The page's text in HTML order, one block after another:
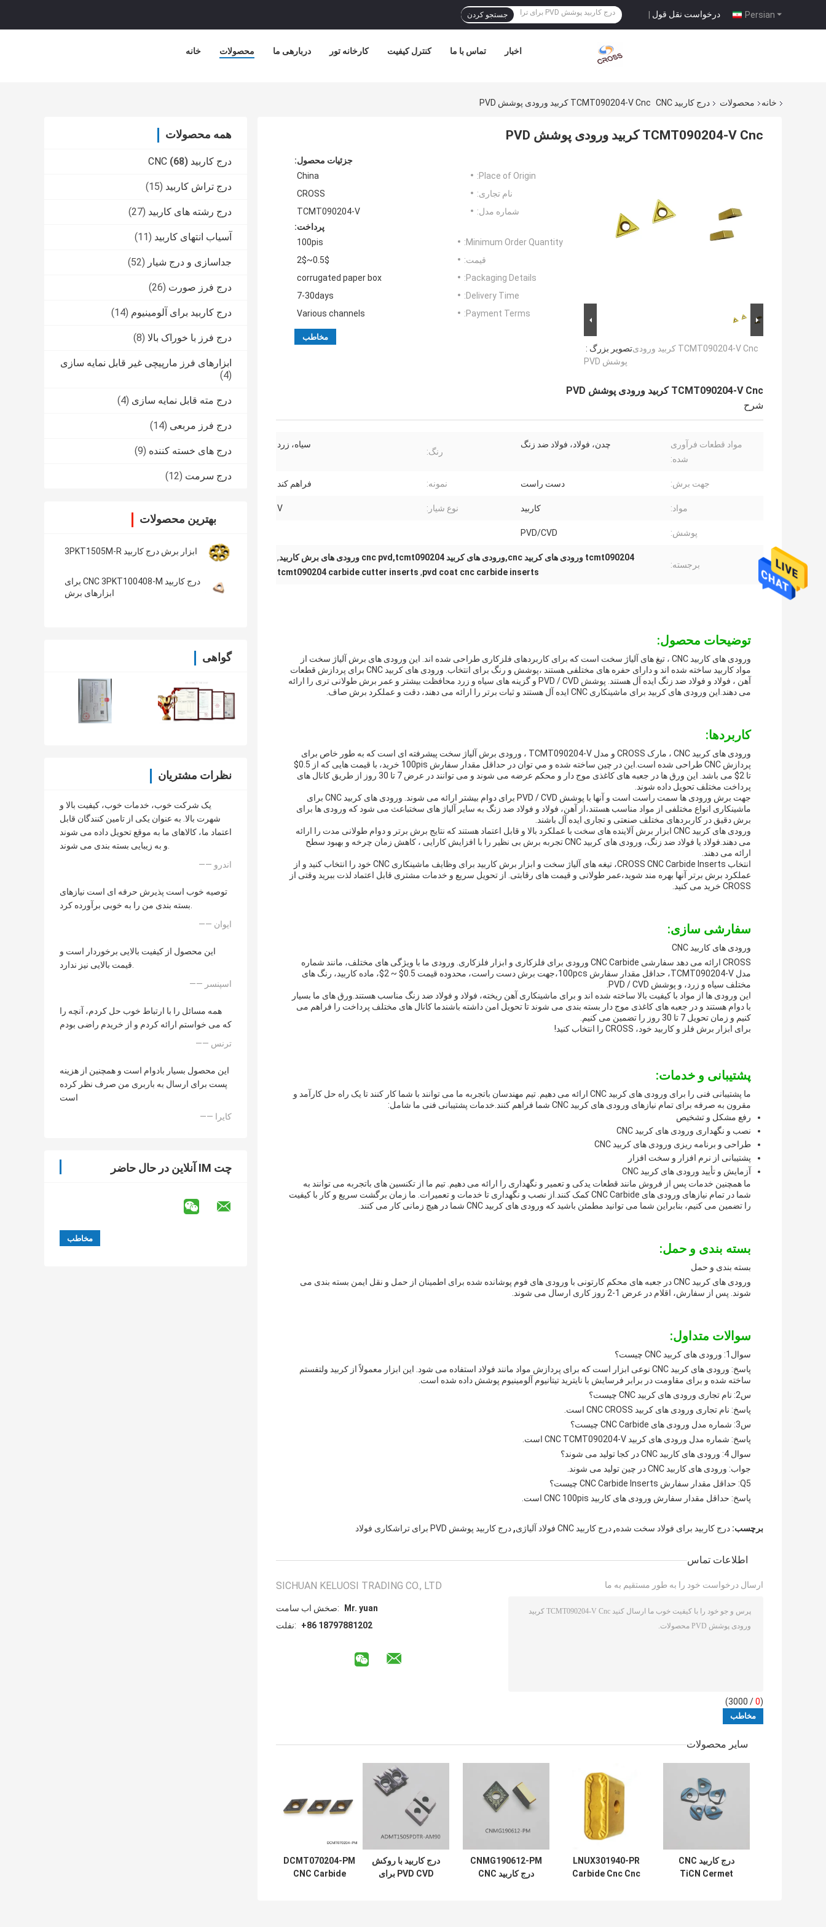
Persian درخواست نقل قول | جستجو کردن
خانه محصولات دربارهی ما کارخانه تور کنترل کیفیت تماس با ما اخبار
خانه محصولات درج کاربید CNC TCMT090204-V Cnc کربید ورودی پوشش PVD
همه محصولات
درج کاربید CNC (68)
درج تراش کاربید (15)
درج رشته های کاربید (27)
آسیاب انتهای کاربید (11)
جداسازی و درج شیار (52)
درج فرز صورت (26)
درج کاربید برای آلومینیوم (14)
درج فرز با خوراک بالا (8)
ابزارهای فرز مارپیچی غیر قابل نمایه سازی
(4)
درج مته قابل نمایه سازی (4)
درج فرز مربعی (14)
درج های خسته کننده (9)
درج سرمت (12)
بهترین محصولات
ابزار برش درج کاربید 3PKT1505M-R
درج کاربید CNC 3PKT100408-M برای
ابزارهای برش
گواهی
نظرات مشتریان
یک شرکت خوب، خدمات خوب، کیفیت بالا و
شهرت بالا. به عنوان یکی از تامین کنندگان قابل
اعتماد ما، کالاهای ما به موقع تحویل داده می شوند
و به زیبایی بسته بندی می شوند.
—— اندرو
توصیه خوب است پذیرش حرفه ای است نیازهای
بسته بندی من را به خوبی برآورده کرد.
—— ایوان
این محصول از کیفیت بالایی برخوردار است و
قیمت بالایی نیز ندارد.
—— اسپنسر
همه مسائل را با ارتباط خوب حل کردم، آنچه را
که می خواستم ارائه کردم و از خریدم راضی بودم
—— ترنس
این محصول بسیار بادوام است و همچنین از هزینه
پست برای ارسال به باربری من صرف نظر کرده
است
—— کایرا
چت IM آنلاین در حال حاضر
TCMT090204-V Cnc کربید ورودی پوشش PVD
تصویر بزرگ :TCMT090204-V Cnc کربید ورودی
پوشش PVD
جزئیات محصول:
Place of Origin:
China
نام تجاری:
CROSS
شماره مدل:
TCMT090204-V
پرداخت:
Minimum Order Quantity:
100pis
قیمت:
0.5$~2$
Packaging Details:
corrugated paper box
Delivery Time:
7-30days
Payment Terms:
Various channels
مخاطب
TCMT090204-V Cnc کربید ورودی پوشش PVD
شرح
مواد قطعات فرآوری
شده:
چدن، فولاد، فولاد ضد زنگ
رنگ:
سیاه، زرد
جهت برش: دست راست نمونه: فراهم کند
مواد: کاربید نوع شیار: V
پوشش: PVD/CVD
برجسته:
tcmt090204 ورودی های کربید cnc,ورودی های کربید cnc pvd,tcmt090204 ورودی های برش کاربید
,
pvd coat cnc carbide inserts
,
tcmt090204 carbide cutter inserts
توضیحات محصول:
ورودی های کاربید CNC ، تیغ های آلیاژ سخت است که برای کاربردهای فلزکاری طراحی شده اند. این ورودی های برش آلیاژ سخت از
مواد کاربید ساخته شده اند و دارای حفره های مختلفی هستند ،پوشش و رنگ برای انتخاب. ورودی های کربید CNC برای پردازش قطعات
آهن ، فولاد و فولاد ضد زنگ ایده آل هستند. پوشش PVD / CVD و گزینه های سیاه و زرد محافظت بیشتر و عمر برش طولانی تری را ارائه
می دهند.این ورودی های کربید برای ماشینکاری CNC ایده آل هستند و ثبات برتر را ارائه می دهند، دقت و عملکرد برش صاف.
کاربردها:
ورودی های کربید CNC ، مارک CROSS و مدل TCMT090204-V ، ورودی برش آلیاژ سخت پیشرفته ای است که به طور خاص برای
پردازش CNC طراحی شده است.اين در چين ساخته شده و مي توان در حداقل مقدار سفارش 100pis خريد، با قیمت هایی که از 0.5$
تا 2$ می باشد. این ورق ها در جعبه های کاغذی موج دار و محکم عرضه می شوند و می توانند در عرض 7 تا 30 روز از طریق کانال های
پرداخت مختلف تحویل داده شوند.
جهت برش ورودی ها سمت راست است و آنها با پوشش PVD / CVD برای دوام بیشتر ارائه می شوند. ورودی های کربید CNC برای
ماشینکاری انواع مختلفی از مواد مناسب هستند،از آهن، فولاد و فولاد ضد زنگ به سایر آلیاژ های سختباعث می شود که ورودی ها برای
برش دقیق در کاربردهای مختلف صنعتی و تجاری ایده آل باشند.
ورودی های کربید CNC ابزار برش آلاینده های سخت با عملکرد بالا و قابل اعتماد هستند که نتایج برش برتر و دوام طولانی مدت را ارائه
می دهند.فولاد یا فولاد ضد زنگ، ورودی های کربید CNC تجربه برش بی نظیر را با افزایش کارایی ، کاهش زمان چرخه و بهبود سطح
ارائه می دهند.
انتخاب CROSS CNC Carbide Inserts، تیغه های آلیاژ سخت و ابزار برش کاربید برای وظایف ماشینکاری CNC خود را انتخاب کنید و از
عملکرد برش برتر آنها بهره مند شوید،عمر طولانی و قیمت های رقابتی. از تحویل سریع و خدمات مشتری قابل اعتماد لذت ببرید وقتی از
CROSS خرید می کنید.
سفارشی سازی:
ورودی های کاربید CNC
CROSS ارائه می دهد سفارشی CNC Carbide ورودی برای فلزکاری و ابزار فلزکاری. ورودی ما با ویژگی های مختلف، مانند شماره
مدل TCMT090204-V، حداقل مقدار سفارش 100pcs،جهت برش دست راست، محدوده قیمت 0.5$ ~ 2$، ماده کاربید، رنگ های
مختلف سیاه و زرد، و پوشش PVD / CVD.
این ورودی ها از مواد با کیفیت بالا ساخته شده اند و برای ماشینکاری آهن ریخته، فولاد و فولاد ضد زنگ مناسب هستند.ورق های ما بسیار
با دوام هستند و در جعبه های کاغذی موج دار بسته بندی می شوند تا تحویل امن داشته باشندما کانال های مختلف پرداخت را فراهم می
کنیم و زمان تحویل 7 تا 30 روز را تضمین می کنیم.
برای ابزار برش فلز و کاربید خود، CROSS را انتخاب کنید!
پشتیبانی و خدمات:
ما پشتیبانی فنی را برای ورودی های کربید CNC ارائه می دهیم. تیم مهندسان باتجربه ما می توانند با شما کار کنند تا یک راه حل کارآمد و
مقرون به صرفه برای تمام نیازهای ورودی های کربید CNC شما فراهم کنند.خدمات پشتیبانی فنی ما شامل:
رفع مشکل و تشخیص
نصب و نگهداری ورودی های کربید CNC
طراحی و برنامه ریزی ورودی های کربید CNC
پشتیبانی از نرم افزار و سخت افزار
آزمایش و تأیید ورودی های کربید CNC
ما همچنین خدمات پس از فروش مانند قطعات یدکی و تعمیر و نگهداری را ارائه می دهیم. تیم ما از تکنسین های باتجربه می توانند به
شما در تمام نیازهای ورودی های CNC Carbide کمک کنند.از نصب و نگهداری تا خدمات و تعمیرات. ما زمان برگشت سریع و کار با کیفیت
را تضمین می کنیم، بنابراین شما می توانید مطمئن باشید که ورودی های کربید CNC شما در هیچ زمانی کار می کنند.
بسته بندی و حمل:
بسته بندی و حمل
ورودی های کربید CNC در جعبه های محکم کارتونی با ورودی های فوم پوشانده شده برای اطمینان از حمل و نقل ایمن بسته بندی می
شوند. پس از سفارش، اقلام در عرض 1-2 روز کاری ارسال می شوند.
سوالات متداول:
سوال1: ورودی های کربید CNC چیست؟
پاسخ: ورودی های کربید CNC نوعی ابزار است که برای پردازش مواد مانند فولاد استفاده می شود. این ابزار معمولاً از کربید ولتفستم
ساخته شده و برای مقاومت در برابر فرسایش با نایتريد تیتانیوم آلومینیوم پوشش داده شده است.
س2: نام تجاری ورودی های کربید CNC چیست؟
پاسخ: نام تجاری ورودی های کربید CNC CROSS است.
س3: شماره مدل ورودی های CNC Carbide چیست؟
پاسخ: شماره مدل ورودی های کربید CNC TCMT090204-V است.
سوال 4: ورودی های کاربید CNC در کجا تولید می شوند؟
جواب: ورودی های کاربید CNC در چین تولید می شوند.
Q5: حداقل مقدار سفارش CNC Carbide Inserts چیست؟
پاسخ: حداقل مقدار سفارش ورودی های کاربید CNC 100pis است.
برچسب: درج کاربید برای فولاد سخت شده, درج کاربید CNC فولاد آلیاژی , درج کاربید پوشش PVD برای تراشکاری فولاد
اطلاعات تماس
SICHUAN KELUOSI TRADING CO., LTD
تماس با شخص:
Mr. yuan
تلفن:
+86 18797881202
ارسال درخواست خود را به طور مستقیم به ما
(
0
/ 3000)
سایر محصولات
درج کاربید CNC
TiCN Cermet
LNUX301940-PR
Carbide Cnc Cnc
CNMG190612-PM
درج کاربید CNC
درج کاربید با روکش
PVD CVD برای
DCMT070204-PM
CNC Carbide